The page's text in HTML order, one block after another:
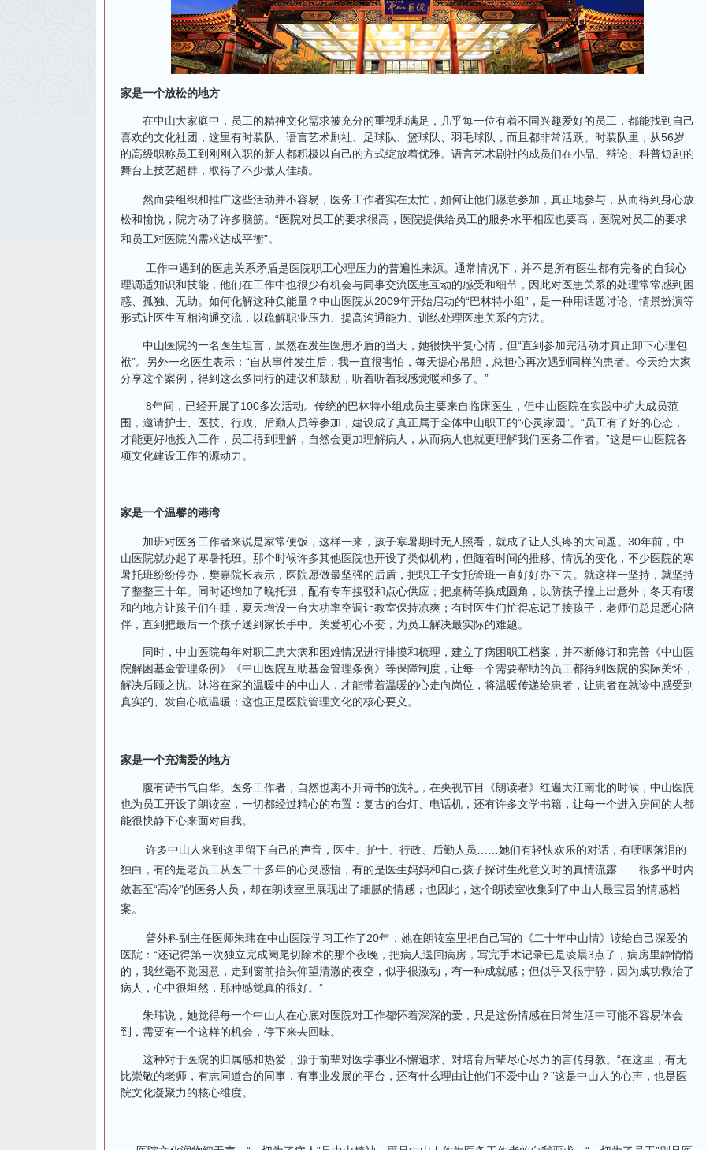
家是一个放松的地方
在中山大家庭中，员工的精神文化需求被充分的重视和满足，几乎每一位有着不同兴趣爱好的员工，都能找到自己
喜欢的文化社团，这里有时装队、语言艺术剧社、足球队、篮球队、羽毛球队，而且都非常活跃。时装队里，从56岁
的高级职称员工到刚刚入职的新人都积极以自己的方式绽放着优雅。语言艺术剧社的成员们在小品、辩论、科普短剧的
舞台上技艺超群，取得了不少傲人佳绩。
然而要组织和推广这些活动并不容易，医务工作者实在太忙，如何让他们愿意参加，真正地参与，从而得到身心放
松和愉悦，院方动了许多脑筋。“医院对员工的要求很高，医院提供给员工的服务水平相应也要高，医院对员工的要求
和员工对医院的需求达成平衡”。
工作中遇到的医患关系矛盾是医院职工心理压力的普遍性来源。通常情况下，并不是所有医生都有完备的自我心
理调适知识和技能，他们在工作中也很少有机会与同事交流医患互动的感受和细节，因此对医患关系的处理常常感到困
惑、孤独、无助。如何化解这种负能量？中山医院从2009年开始启动的“巴林特小组”，是一种用话题讨论、情景扮演等
形式让医生互相沟通交流，以疏解职业压力、提高沟通能力、训练处理医患关系的方法。
中山医院的一名医生坦言，虽然在发生医患矛盾的当天，她很快平复心情，但“直到参加完活动才真正卸下心理包
袱”。另外一名医生表示：“自从事件发生后，我一直很害怕，每天提心吊胆，总担心再次遇到同样的患者。今天给大家
分享这个案例，得到这么多同行的建议和鼓励，听着听着我感觉暖和多了。”
8年间，已经开展了100多次活动。传统的巴林特小组成员主要来自临床医生，但中山医院在实践中扩大成员范
围，邀请护士、医技、行政、后勤人员等参加，建设成了真正属于全体中山职工的“心灵家园”。“员工有了好的心态，
才能更好地投入工作，员工得到理解，自然会更加理解病人，从而病人也就更理解我们医务工作者。”这是中山医院各
项文化建设工作的源动力。
家是一个温馨的港湾
加班对医务工作者来说是家常便饭，这样一来，孩子寒暑期时无人照看，就成了让人头疼的大问题。30年前，中
山医院就办起了寒暑托班。那个时候许多其他医院也开设了类似机构，但随着时间的推移、情况的变化，不少医院的寒
暑托班纷纷停办，樊嘉院长表示，医院愿做最坚强的后盾，把职工子女托管班一直好好办下去。就这样一坚持，就坚持
了整整三十年。同时还增加了晚托班，配有专车接驳和点心供应；把桌椅等换成圆角，以防孩子撞上出意外；冬天有暖
和的地方让孩子们午睡，夏天增设一台大功率空调让教室保持凉爽；有时医生们忙得忘记了接孩子，老师们总是悉心陪
伴，直到把最后一个孩子送到家长手中。关爱初心不变，为员工解决最实际的难题。
同时，中山医院每年对职工患大病和困难情况进行排摸和梳理，建立了病困职工档案，并不断修订和完善《中山医
院解困基金管理条例》《中山医院互助基金管理条例》等保障制度，让每一个需要帮助的员工都得到医院的实际关怀，
解决后顾之忧。沐浴在家的温暖中的中山人，才能带着温暖的心走向岗位，将温暖传递给患者，让患者在就诊中感受到
真实的、发自心底温暖；这也正是医院管理文化的核心要义。
家是一个充满爱的地方
腹有诗书气自华。医务工作者，自然也离不开诗书的洗礼，在央视节目《朗读者》红遍大江南北的时候，中山医院
也为员工开设了朗读室，一切都经过精心的布置：复古的台灯、电话机，还有许多文学书籍，让每一个进入房间的人都
能很快静下心来面对自我。
许多中山人来到这里留下自己的声音，医生、护士、行政、后勤人员……她们有轻快欢乐的对话，有哽咽落泪的
独白，有的是老员工从医二十多年的心灵感悟，有的是医生妈妈和自己孩子探讨生死意义时的真情流露……很多平时内
敛甚至“高冷”的医务人员，却在朗读室里展现出了细腻的情感；也因此，这个朗读室收集到了中山人最宝贵的情感档
案。
普外科副主任医师朱玮在中山医院学习工作了20年，她在朗读室里把自己写的《二十年中山情》读给自己深爱的
医院：“还记得第一次独立完成阑尾切除术的那个夜晚，把病人送回病房，写完手术记录已是凌晨3点了，病房里静悄悄
的，我丝毫不觉困意，走到窗前抬头仰望清澈的夜空，似乎很激动，有一种成就感；但似乎又很宁静，因为成功救治了
病人，心中很坦然，那种感觉真的很好。”
朱玮说，她觉得每一个中山人在心底对医院对工作都怀着深深的爱，只是这份情感在日常生活中可能不容易体会
到，需要有一个这样的机会，停下来去回味。
这种对于医院的归属感和热爱，源于前辈对医学事业不懈追求、对培育后辈尽心尽力的言传身教。“在这里，有无
比崇敬的老师，有志同道合的同事，有事业发展的平台，还有什么理由让他们不爱中山？”这是中山人的心声，也是医
院文化凝聚力的核心维度。